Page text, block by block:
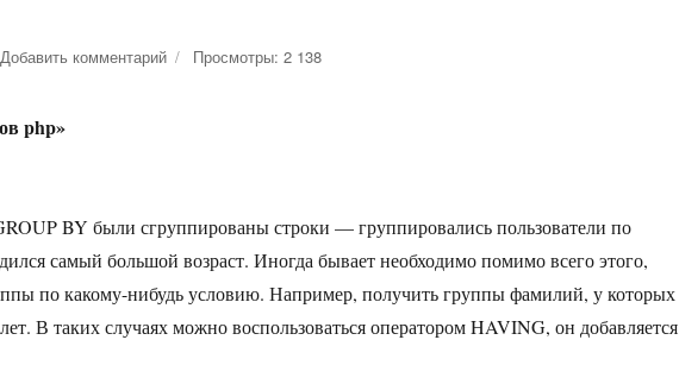
Добавить комментарий Просмотры: 2 138
php»
BY были сгруппированы строки — группировались пользователи по
самый большой возраст. Иногда бывает необходимо помимо всего этого,
по какому-нибудь условию. Например, получить группы фамилий, у которых
В таких случаях можно воспользоваться оператором HAVING, он добавляется